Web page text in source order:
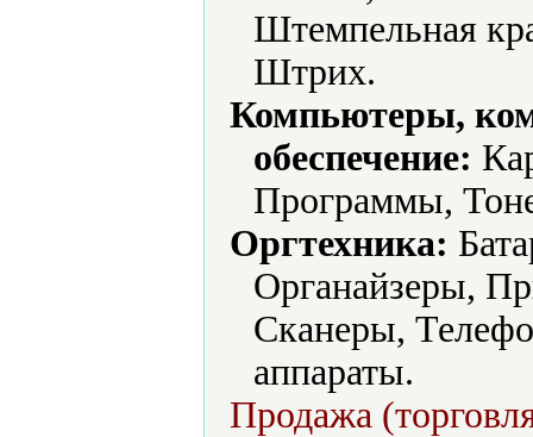
Штемпельная
Штрих.
Компьютеры,
обеспечение:
Программы,
Оргтехника:
Органайзеры,
Сканеры,
аппараты.
Продажа